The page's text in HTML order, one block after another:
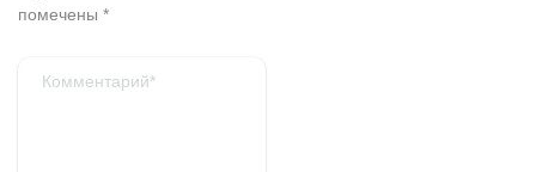
помечены *